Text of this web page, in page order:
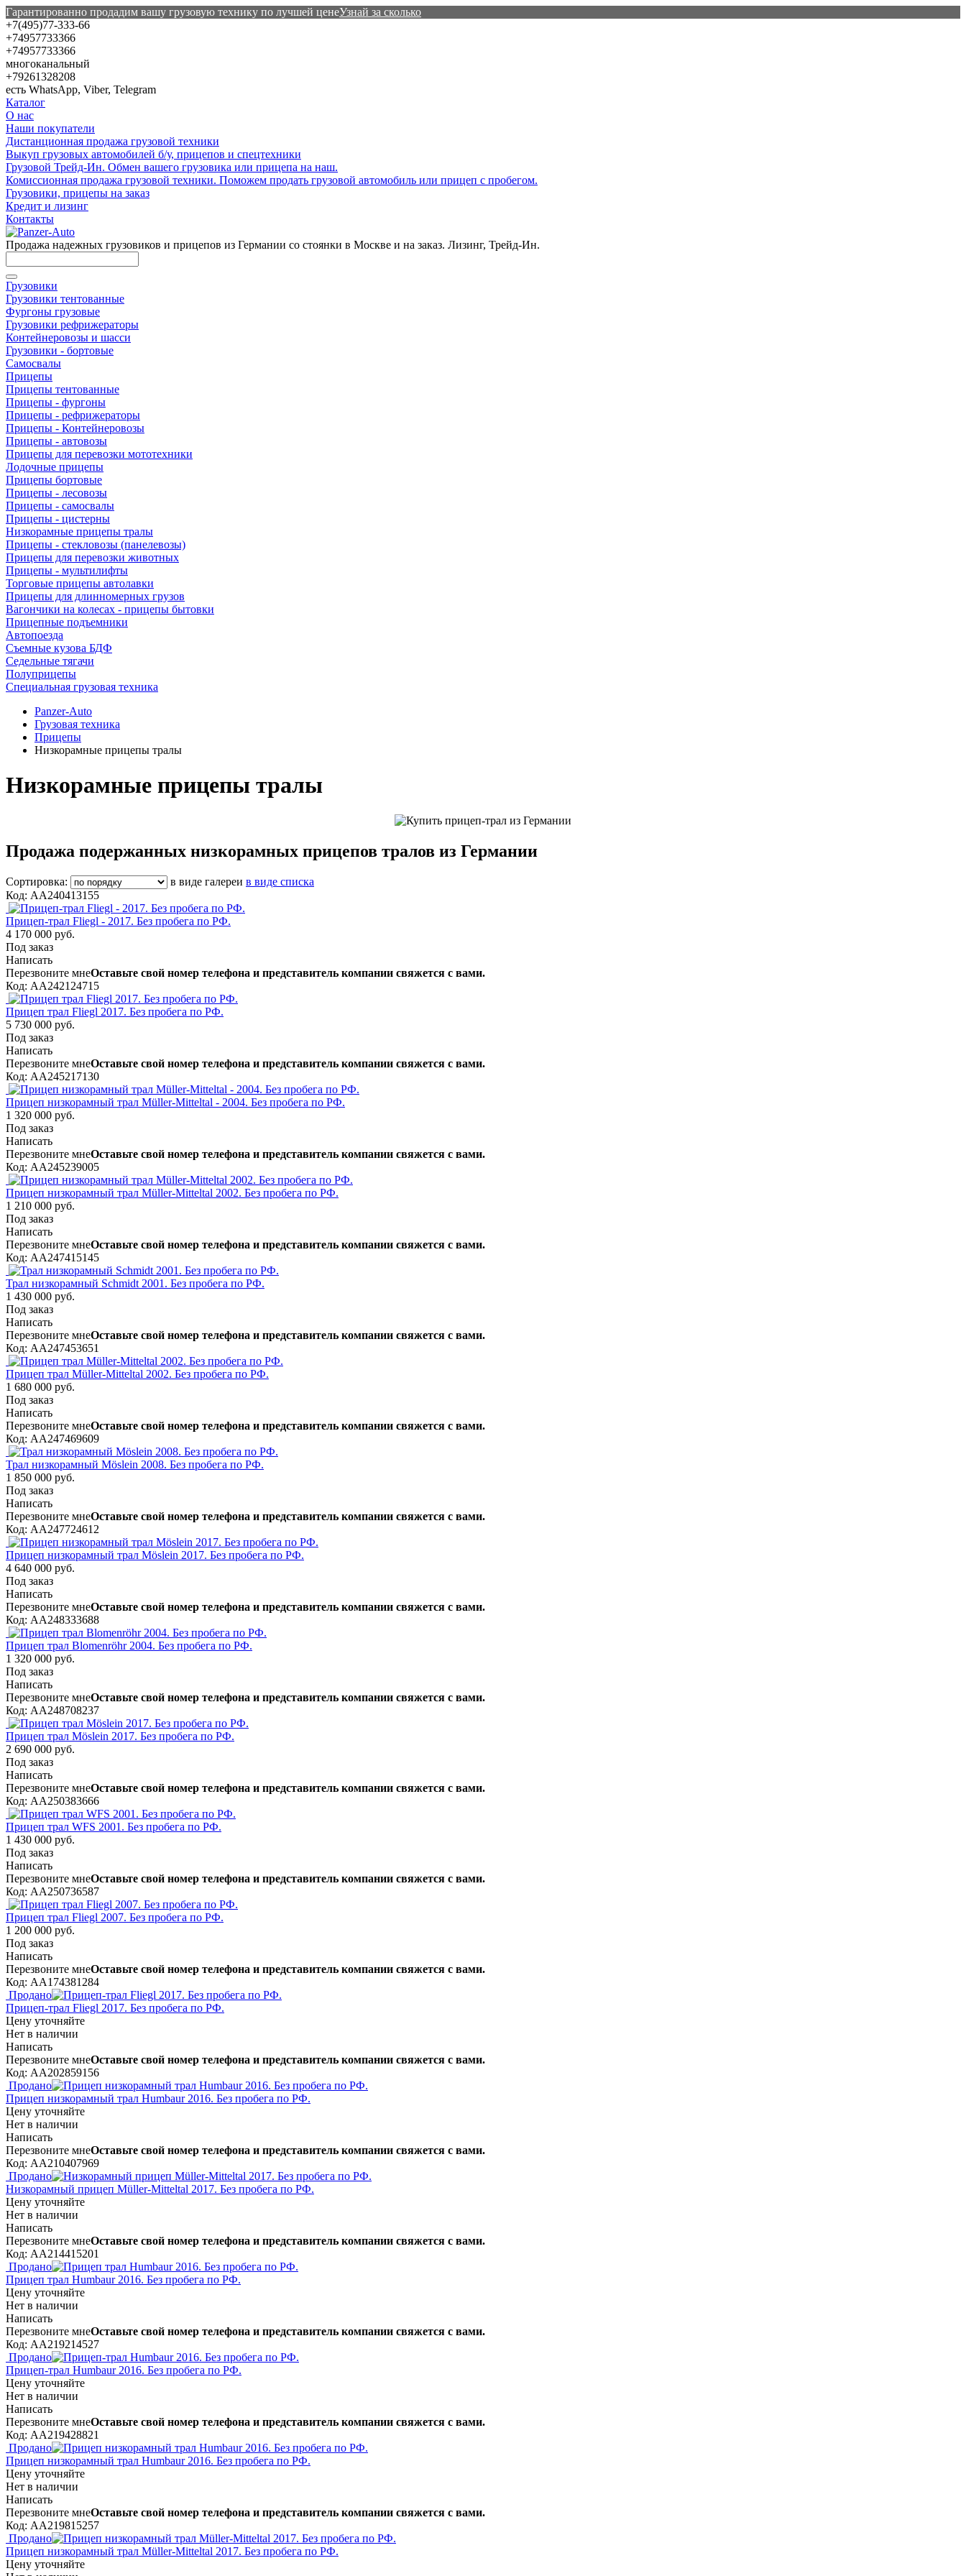
Гарантированно продадим вашу грузовую технику по лучшей ценеУзнай за сколько
+7(495)77-333-66
+74957733366
+74957733366
многоканальный
+79261328208
есть WhatsApp, Viber, Telegram
Каталог
О нас
Наши покупатели
Дистанционная продажа грузовой техники
Выкуп грузовых автомобилей б/у, прицепов и спецтехники
Грузовой Трейд-Ин. Обмен вашего грузовика или прицепа на наш.
Комиссионная продажа грузовой техники. Поможем продать грузовой автомобиль или прицеп с пробегом.
Грузовики, прицепы на заказ
Кредит и лизинг
Контакты
Продажа надежных грузовиков и прицепов из Германии со стоянки в Москве и на заказ. Лизинг, Трейд-Ин.
Грузовики
Грузовики тентованные
Фургоны грузовые
Грузовики рефрижераторы
Контейнеровозы и шасси
Грузовики - бортовые
Самосвалы
Прицепы
Прицепы тентованные
Прицепы - фургоны
Прицепы - рефрижераторы
Прицепы - Контейнеровозы
Прицепы - автовозы
Прицепы для перевозки мототехники
Лодочные прицепы
Прицепы бортовые
Прицепы - лесовозы
Прицепы - самосвалы
Прицепы - цистерны
Низкорамные прицепы тралы
Прицепы - стекловозы (панелевозы)
Прицепы для перевозки животных
Прицепы - мультилифты
Торговые прицепы автолавки
Прицепы для длинномерных грузов
Вагончики на колесах - прицепы бытовки
Прицепные подъемники
Автопоезда
Съемные кузова БДФ
Седельные тягачи
Полуприцепы
Специальная грузовая техника
Panzer-Auto
Грузовая техника
Прицепы
Низкорамные прицепы тралы
Низкорамные прицепы тралы
Продажа подержанных низкорамных прицепов тралов из Германии
Сортировка: в виде галереи в виде списка
Код: AA240413155
Прицеп-трал Fliegl - 2017. Без пробега по РФ.
4 170 000 руб.
Под заказ
Написать
Перезвоните мнеОставьте свой номер телефона и представитель компании свяжется с вами.
Код: AA242124715
Прицеп трал Fliegl 2017. Без пробега по РФ.
5 730 000 руб.
Под заказ
Написать
Перезвоните мнеОставьте свой номер телефона и представитель компании свяжется с вами.
Код: AA245217130
Прицеп низкорамный трал Müller-Mitteltal - 2004. Без пробега по РФ.
1 320 000 руб.
Под заказ
Написать
Перезвоните мнеОставьте свой номер телефона и представитель компании свяжется с вами.
Код: AA245239005
Прицеп низкорамный трал Müller-Mitteltal 2002. Без пробега по РФ.
1 210 000 руб.
Под заказ
Написать
Перезвоните мнеОставьте свой номер телефона и представитель компании свяжется с вами.
Код: AA247415145
Трал низкорамный Schmidt 2001. Без пробега по РФ.
1 430 000 руб.
Под заказ
Написать
Перезвоните мнеОставьте свой номер телефона и представитель компании свяжется с вами.
Код: AA247453651
Прицеп трал Müller-Mitteltal 2002. Без пробега по РФ.
1 680 000 руб.
Под заказ
Написать
Перезвоните мнеОставьте свой номер телефона и представитель компании свяжется с вами.
Код: AA247469609
Трал низкорамный Möslein 2008. Без пробега по РФ.
1 850 000 руб.
Под заказ
Написать
Перезвоните мнеОставьте свой номер телефона и представитель компании свяжется с вами.
Код: AA247724612
Прицеп низкорамный трал Möslein 2017. Без пробега по РФ.
4 640 000 руб.
Под заказ
Написать
Перезвоните мнеОставьте свой номер телефона и представитель компании свяжется с вами.
Код: AA248333688
Прицеп трал Blomenröhr 2004. Без пробега по РФ.
1 320 000 руб.
Под заказ
Написать
Перезвоните мнеОставьте свой номер телефона и представитель компании свяжется с вами.
Код: AA248708237
Прицеп трал Möslein 2017. Без пробега по РФ.
2 690 000 руб.
Под заказ
Написать
Перезвоните мнеОставьте свой номер телефона и представитель компании свяжется с вами.
Код: AA250383666
Прицеп трал WFS 2001. Без пробега по РФ.
1 430 000 руб.
Под заказ
Написать
Перезвоните мнеОставьте свой номер телефона и представитель компании свяжется с вами.
Код: AA250736587
Прицеп трал Fliegl 2007. Без пробега по РФ.
1 200 000 руб.
Под заказ
Написать
Перезвоните мнеОставьте свой номер телефона и представитель компании свяжется с вами.
Код: AA174381284
Продано
Прицеп-трал Fliegl 2017. Без пробега по РФ.
Цену уточняйте
Нет в наличии
Написать
Перезвоните мнеОставьте свой номер телефона и представитель компании свяжется с вами.
Код: AA202859156
Продано
Прицеп низкорамный трал Humbaur 2016. Без пробега по РФ.
Цену уточняйте
Нет в наличии
Написать
Перезвоните мнеОставьте свой номер телефона и представитель компании свяжется с вами.
Код: AA210407969
Продано
Низкорамный прицеп Müller-Mitteltal 2017. Без пробега по РФ.
Цену уточняйте
Нет в наличии
Написать
Перезвоните мнеОставьте свой номер телефона и представитель компании свяжется с вами.
Код: AA214415201
Продано
Прицеп трал Humbaur 2016. Без пробега по РФ.
Цену уточняйте
Нет в наличии
Написать
Перезвоните мнеОставьте свой номер телефона и представитель компании свяжется с вами.
Код: AA219214527
Продано
Прицеп-трал Humbaur 2016. Без пробега по РФ.
Цену уточняйте
Нет в наличии
Написать
Перезвоните мнеОставьте свой номер телефона и представитель компании свяжется с вами.
Код: AA219428821
Продано
Прицеп низкорамный трал Humbaur 2016. Без пробега по РФ.
Цену уточняйте
Нет в наличии
Написать
Перезвоните мнеОставьте свой номер телефона и представитель компании свяжется с вами.
Код: AA219815257
Продано
Прицеп низкорамный трал Müller-Mitteltal 2017. Без пробега по РФ.
Цену уточняйте